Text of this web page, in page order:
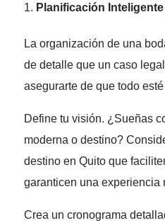
Planificación
La organización de una
de detalle que un caso
asegurarte de que todo
Define tu visión. ¿Sueñas
moderna o destino?
destino en Quito que
garanticen una experiencia
Crea un cronograma